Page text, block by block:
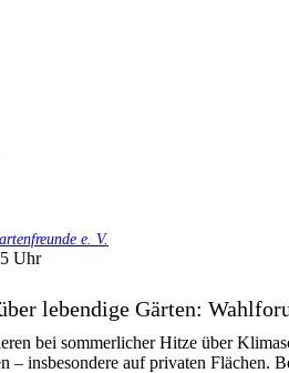
e. V.
Uhr
lebendige Gärten:
bei sommerlicher Hitze über
– insbesondere auf privaten Flächen.